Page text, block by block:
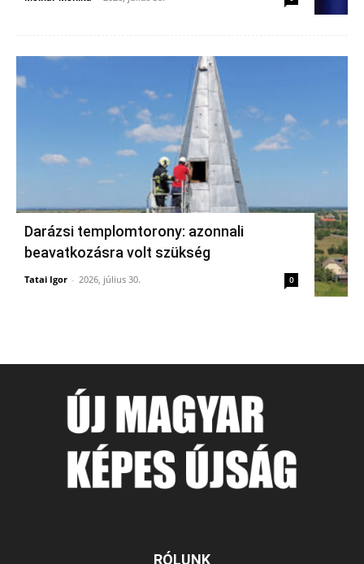
Darázsi templomtorony: azonnali
beavatkozásra volt szükség
Tatai Igor - 2026, július 30. 0
RÓLUNK